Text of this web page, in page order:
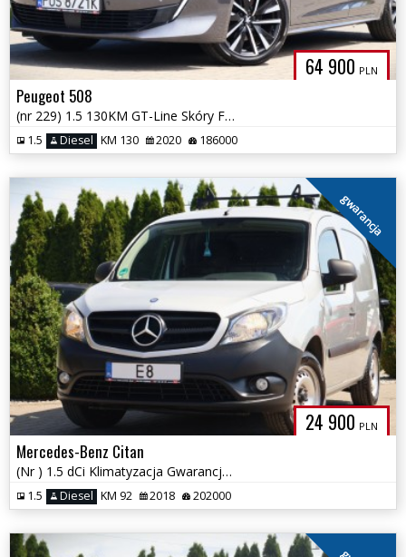
64 900 PLN
Peugeot 508
(nr 229) 1.5 130KM GT-Line Skóry Focal Kamera Tempomat Gwarancja!!!
1.5 Diesel KM 130 2020 186000
24 900 PLN
gwarancja
Mercedes-Benz Citan
(Nr ) 1.5 dCi Klimatyzacja Gwarancja!!!
1.5 Diesel KM 92 2018 202000